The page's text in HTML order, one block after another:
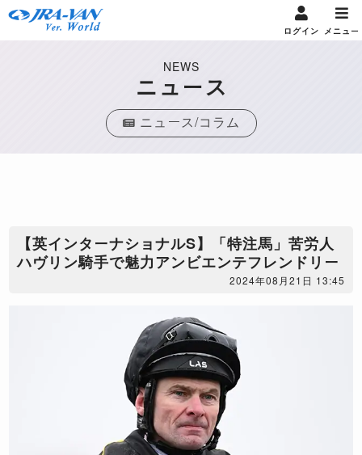
ログイン メニュー
NEWS
ニュース
ニュース/コラム
【英インターナショナルS】「特注馬」苦労人
ハヴリン騎手で魅力アンビエンテフレンドリー
2024年08月21日 13:45